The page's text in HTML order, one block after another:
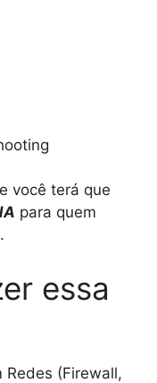
você terá que
para quem
essa
Redes (Firewall,